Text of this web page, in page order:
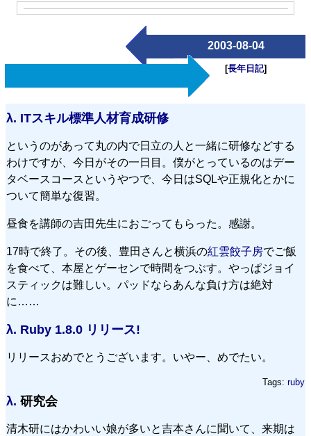
2003-08-04
[長年日記]
λ. ITスキル標準人材育成研修
というのがあって丸の内で日立の人と一緒に研修などする
わけですが、今日がその一日目。僕がとっているのはデー
タベースコースというやつで、今日はSQLや正規化とかに
ついて簡単な復習。
昼食を講師の吉田先生におごってもらった。感謝。
17時で終了。その後、豊田さんと横浜の紅雲餃子房でご飯
を食べて、本屋とゲーセンで時間をつぶす。やっぱジョイ
スティックは難しい。パッドならあんな負け方は絶対
に……
λ. Ruby 1.8.0 リリース!
リリースおめでとうございます。いやー、めでたい。
Tags: ruby
λ. 研究会
清木研にはかわいい娘が多いと吉本さんに聞いて、来期は